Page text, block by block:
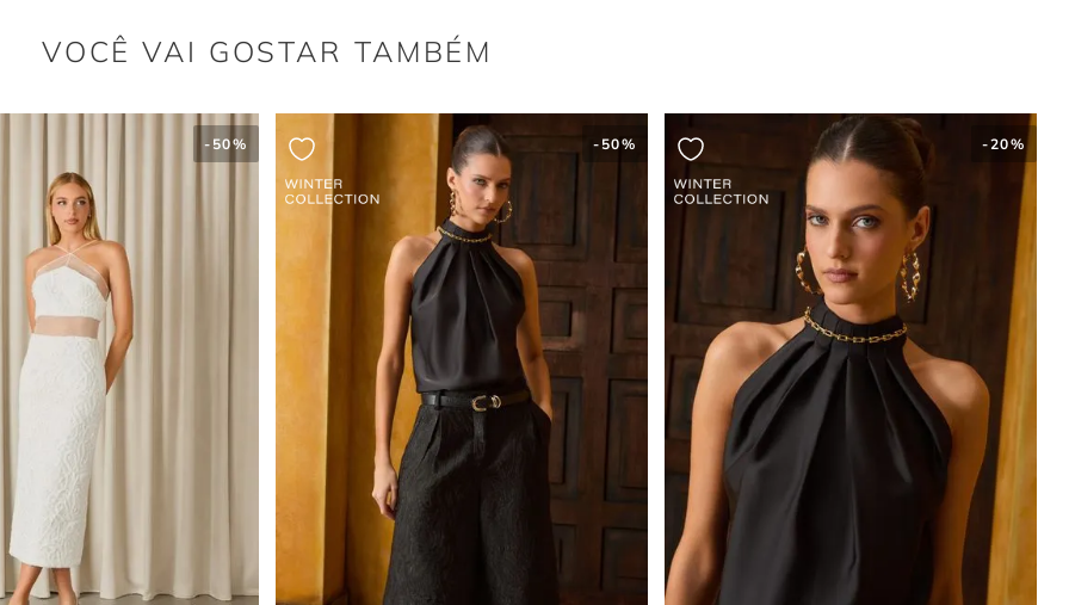
VOCÊ VAI GOSTAR TAMBÉM
- 50% - 50% -20%